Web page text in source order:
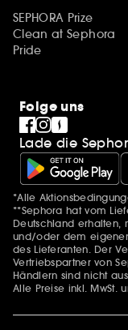
SEPHORA Prize
Clean at Sephora
Pride
Folge uns
Lade die
Zusätzlich
*Alle
**Sephora hat vom
Deutschland erhalten,
und/oder dem
des Lieferanten. Der
Vertriebspartner von
Händlern sind nicht
Alle Preise inkl. MwSt.